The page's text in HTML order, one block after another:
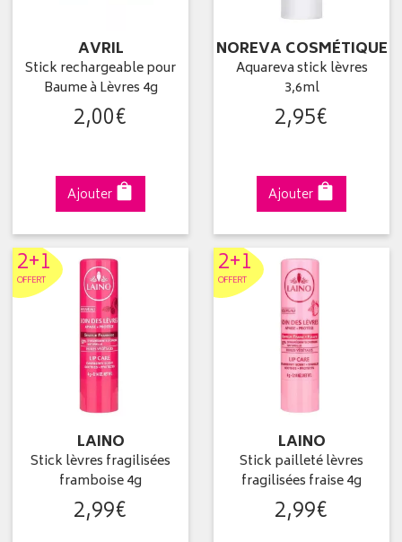
AVRIL
Stick rechargeable pour
Baume à Lèvres 4g
2,00€
Ajouter
NOREVA COSMÉTIQUE
Aquareva stick lèvres
3,6ml
2,95€
Ajouter
2+1
OFFERT
LAINO
Stick lèvres fragilisées
framboise 4g
2,99€
2+1
OFFERT
LAINO
Stick pailleté lèvres
fragilisées fraise 4g
2,99€